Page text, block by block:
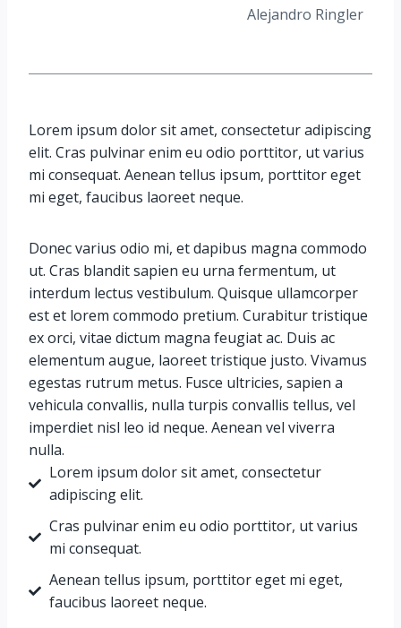
Alejandro Ringler
Lorem ipsum dolor sit amet, consectetur adipiscing
elit. Cras pulvinar enim eu odio porttitor, ut varius
mi consequat. Aenean tellus ipsum, porttitor eget
mi eget, faucibus laoreet neque.
Donec varius odio mi, et dapibus magna commodo
ut. Cras blandit sapien eu urna fermentum, ut
interdum lectus vestibulum. Quisque ullamcorper
est et lorem commodo pretium. Curabitur tristique
ex orci, vitae dictum magna feugiat ac. Duis ac
elementum augue, laoreet tristique justo. Vivamus
egestas rutrum metus. Fusce ultricies, sapien a
vehicula convallis, nulla turpis convallis tellus, vel
imperdiet nisl leo id neque. Aenean vel viverra
nulla.
Lorem ipsum dolor sit amet, consectetur
adipiscing elit.
Cras pulvinar enim eu odio porttitor, ut varius
mi consequat.
Aenean tellus ipsum, porttitor eget mi eget,
faucibus laoreet neque.